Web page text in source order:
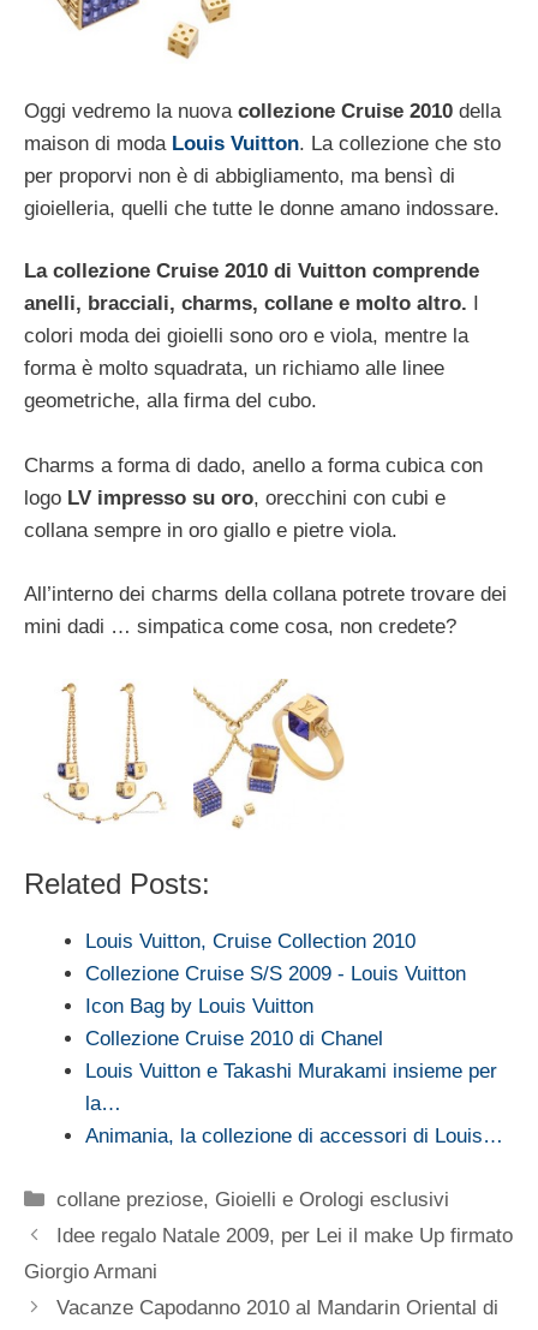
Oggi vedremo la nuova collezione Cruise 2010 della
maison di moda Louis Vuitton. La collezione che sto
per proporvi non è di abbigliamento, ma bensì di
gioielleria, quelli che tutte le donne amano indossare.
La collezione Cruise 2010 di Vuitton comprende
anelli, bracciali, charms, collane e molto altro.
colori moda dei gioielli sono oro e viola, mentre la
forma è molto squadrata, un richiamo alle linee
geometriche, alla firma del cubo.
Charms a forma di dado, anello a forma cubica con
logo LV impresso su oro, orecchini con cubi e
collana sempre in oro giallo e pietre viola.
All’interno dei charms della collana potrete trovare dei
mini dadi … simpatica come cosa, non credete?
Related Posts:
Louis Vuitton, Cruise Collection 2010
Collezione Cruise S/S 2009 - Louis Vuitton
Icon Bag by Louis Vuitton
Collezione Cruise 2010 di Chanel
Louis Vuitton e Takashi Murakami insieme per
la…
Animania, la collezione di accessori di Louis…
Categorie
collane preziose, Gioielli e Orologi esclusivi
Idee regalo Natale 2009, per Lei il make Up firmato
Giorgio Armani
Vacanze Capodanno 2010 al Mandarin Oriental di